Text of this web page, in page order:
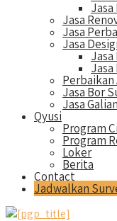
Jasa
Jasa
Jasa
Perbaikan
Jasa Bor
Jasa
Qyusi
Program
Program
Loker
Berita
Contact
Jadwalkan